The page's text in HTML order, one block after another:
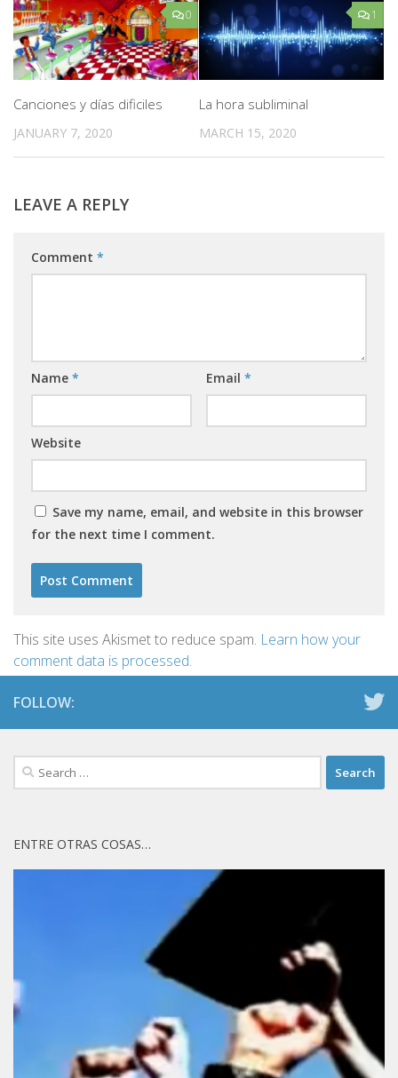
0
Canciones y días dificiles
JANUARY 7, 2020
1
La hora subliminal
MARCH 15, 2020
LEAVE A REPLY
Comment *
Name * Email *
Website
Save my name, email, and website in this browser
for the next time I comment.
This site uses Akismet to reduce spam. Learn how your
comment data is processed.
FOLLOW:
Search
for:
ENTRE OTRAS COSAS…